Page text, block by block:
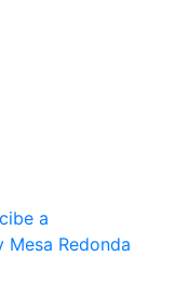
a
Mesa Redonda